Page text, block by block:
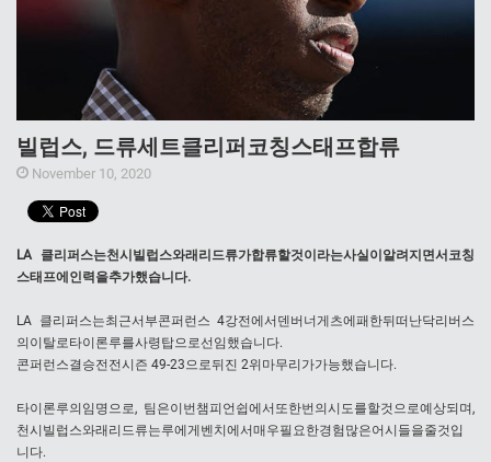
빌럽스, 드류세트클리퍼코칭스태프합류
November 10, 2020
LA 클리퍼스는천시빌럽스와래리드류가합류할것이라는사실이알려지면서코칭
스태프에인력을추가했습니다.
LA 클리퍼스는최근서부콘퍼런스 4강전에서덴버너게츠에패한뒤떠난닥리버스
의이탈로타이론루를사령탑으로선임했습니다.
콘퍼런스결승전전시즌 49-23으로뒤진 2위마무리가가능했습니다.
타이론루의임명으로, 팀은이번챔피언쉽에서또한번의시도를할것으로예상되며,
천시빌럽스와래리드류는루에게벤치에서매우필요한경험많은어시들을줄것입
니다.